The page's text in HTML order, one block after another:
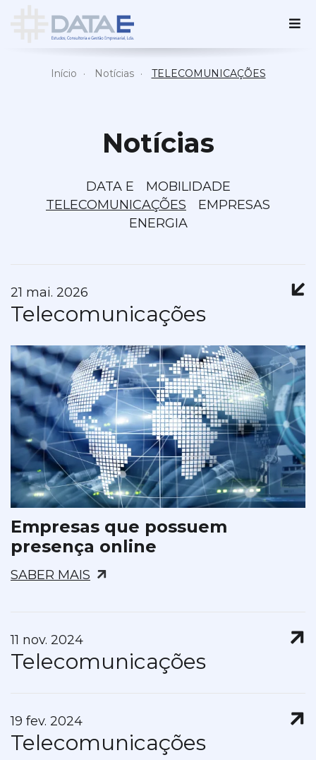
Início Notícias TELECOMUNICAÇÕES
Notícias
DATA E
MOBILIDADE
TELECOMUNICAÇÕES
EMPRESAS
ENERGIA
21 mai. 2026
Telecomunicações
Empresas que possuem
presença online
SABER MAIS
11 nov. 2024
Telecomunicações
19 fev. 2024
Telecomunicações